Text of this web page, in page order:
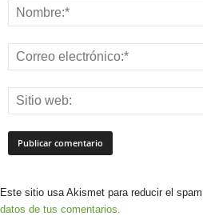
Este sitio usa Akismet para reducir el spam.
datos de tus comentarios.